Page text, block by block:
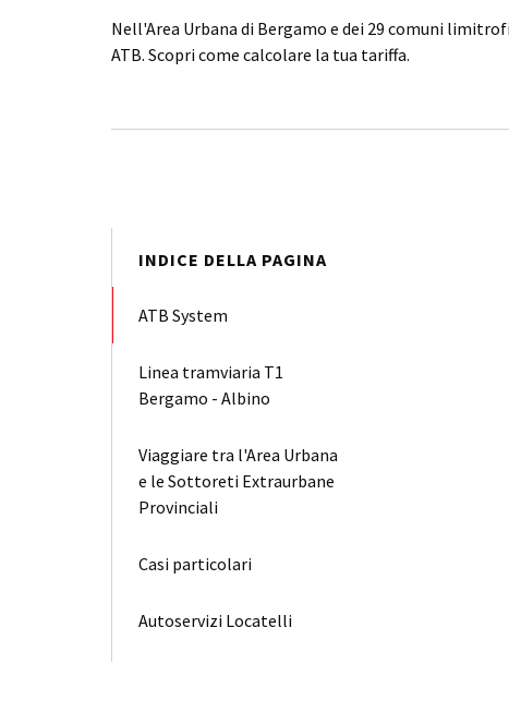
Nell'Area Urbana di Bergamo e dei 29 comuni
ATB. Scopri come calcolare la tua tariffa.
INDICE DELLA PAGINA
ATB System
Linea tramviaria T1
Bergamo - Albino
Viaggiare tra l'Area Urbana
e le Sottoreti Extraurbane
Provinciali
Casi particolari
Autoservizi Locatelli